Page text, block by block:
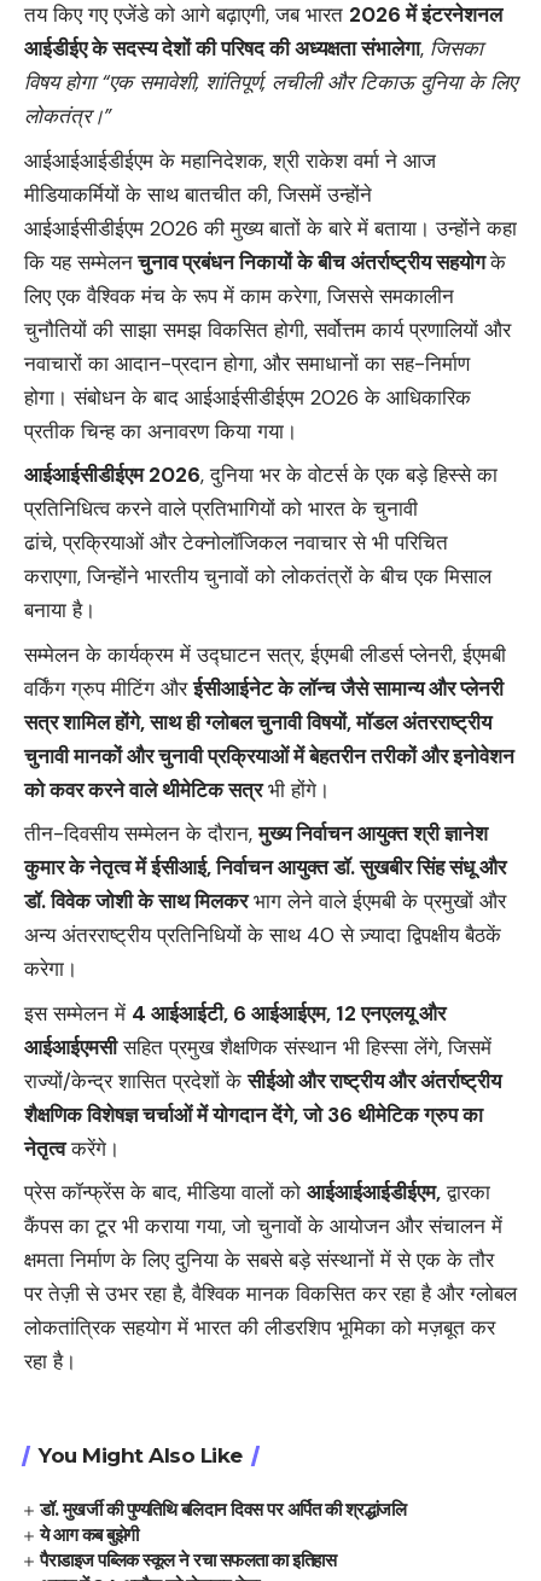
तय किए गए एजेंडे को आगे बढ़ाएगी, जब भारत 2026में इंटरनेशनल
आईडीईए के सदस्य देशों की परिषद की अध्यक्षता संभालेगा, जिसका
विषय होगा “एक समावेशी, शांतिपूर्ण, लचीली और टिकाऊ दुनिया के लिए
लोकतंत्र।”
आईआईआईडीईएम के महानिदेशक, श्री राकेश वर्मा ने आज
मीडियाकर्मियों के साथ बातचीत की, जिसमें उन्होंने
आईआईसीडीईएम 2026 की मुख्य बातों के बारे में बताया। उन्होंने कहा
कि यह सम्‍मेलनचुनाव प्रबंधन निकायों के बीच अंतर्राष्ट्रीय सहयोगके
लिए एक वैश्विक मंच के रूप में काम करेगा, जिससे समकालीन
चुनौतियों की साझा समझ विकसित होगी, सर्वोत्तम कार्य प्रणालियों और
नवाचारों का आदान-प्रदान होगा, और समाधानों का सह-निर्माण
होगा। संबोधन के बाद आईआईसीडीईएम 2026 के आधिकारिक
प्रतीक चिन्‍ह का अनावरण किया गया।
आईआईसीडीईएम2026, दुनिया भर के वोटर्स के एक बड़े हिस्से का
प्रतिनिधित्व करने वाले प्रतिभागियों को भारत के चुनावी
ढांचे, प्रक्रियाओं और टेक्नोलॉजिकल नवाचार से भी परिचित
कराएगा, जिन्होंने भारतीय चुनावों को लोकतंत्रों के बीच एक मिसाल
बनाया है।
सम्‍मेलन के कार्यक्रम में उद्घाटन सत्र, ईएमबी लीडर्स प्लेनरी, ईएमबी
वर्किंग ग्रुप मीटिंग औरईसीआईनेट के लॉन्च जैसे सामान्य और प्लेनरी
सत्र शामिल होंगे,साथ ही ग्लोबल चुनावी विषयों,मॉडल अंतरराष्ट्रीय
चुनावी मानकों और चुनावी प्रक्रियाओं में बेहतरीन तरीकों और इनोवेशन
को कवर करने वाले थीमेटिक सत्रभी होंगे।
तीन-दिवसीय सम्‍मेलन के दौरान,मुख्य निर्वाचन आयुक्त श्री ज्ञानेश
कुमार के नेतृत्व में ईसीआई,निर्वाचन आयुक्त डॉ. सुखबीर सिंह संधू और
डॉ. विवेक जोशी के साथ मिलकरभाग लेने वाले ईएमबी के प्रमुखों और
अन्य अंतरराष्ट्रीय प्रतिनिधियों के साथ 40 से ज़्यादा द्विपक्षीय बैठकें
करेगा।
इस सम्‍मेलन में 4 आईआईटी, 6 आईआईएम, 12एनएलयू और
आईआईएमसीसहित प्रमुख शैक्षणिक संस्थान भी हिस्सा लेंगे, जिसमें
राज्यों/केन्‍द्र शासित प्रदेशों केसीईओ और राष्ट्रीय और अंतर्राष्ट्रीय
शैक्षणिक विशेषज्ञ चर्चाओं में योगदान देंगे,जो36 थीमेटिक ग्रुप का
नेतृत्वकरेंगे।
प्रेस कॉन्फ्रेंस के बाद, मीडिया वालों को आईआईआईडीईएम,द्वारका
कैंपस का टूर भी कराया गया, जो चुनावों के आयोजन और संचालन में
क्षमता निर्माण के लिए दुनिया के सबसे बड़े संस्थानों में से एक के तौर
पर तेज़ी से उभर रहा है, वैश्विक मानक विकसित कर रहा है और ग्लोबल
लोकतांत्रिक सहयोग में भारत की लीडरशिप भूमिका को मज़बूत कर
रहा है।
You Might Also Like
डॉ. मुखर्जी की पुण्यतिथि बलिदान दिवस पर अर्पित की श्रद्धांजलि
ये आग कब बुझेगी
पैराडाइज पब्लिक स्कूल ने रचा सफलता का इतिहास